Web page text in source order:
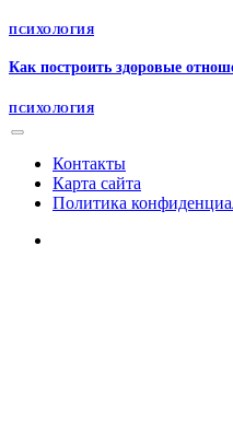
ПСИХОЛОГИЯ
Как построить здоровые
ПСИХОЛОГИЯ
Контакты
Карта сайта
Политика